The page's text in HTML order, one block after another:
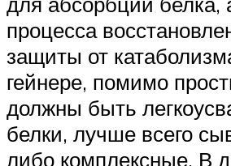
процесса
защиты от
гейнере, помимо
должны быть
белки, лучше всего
либо комплексные. В